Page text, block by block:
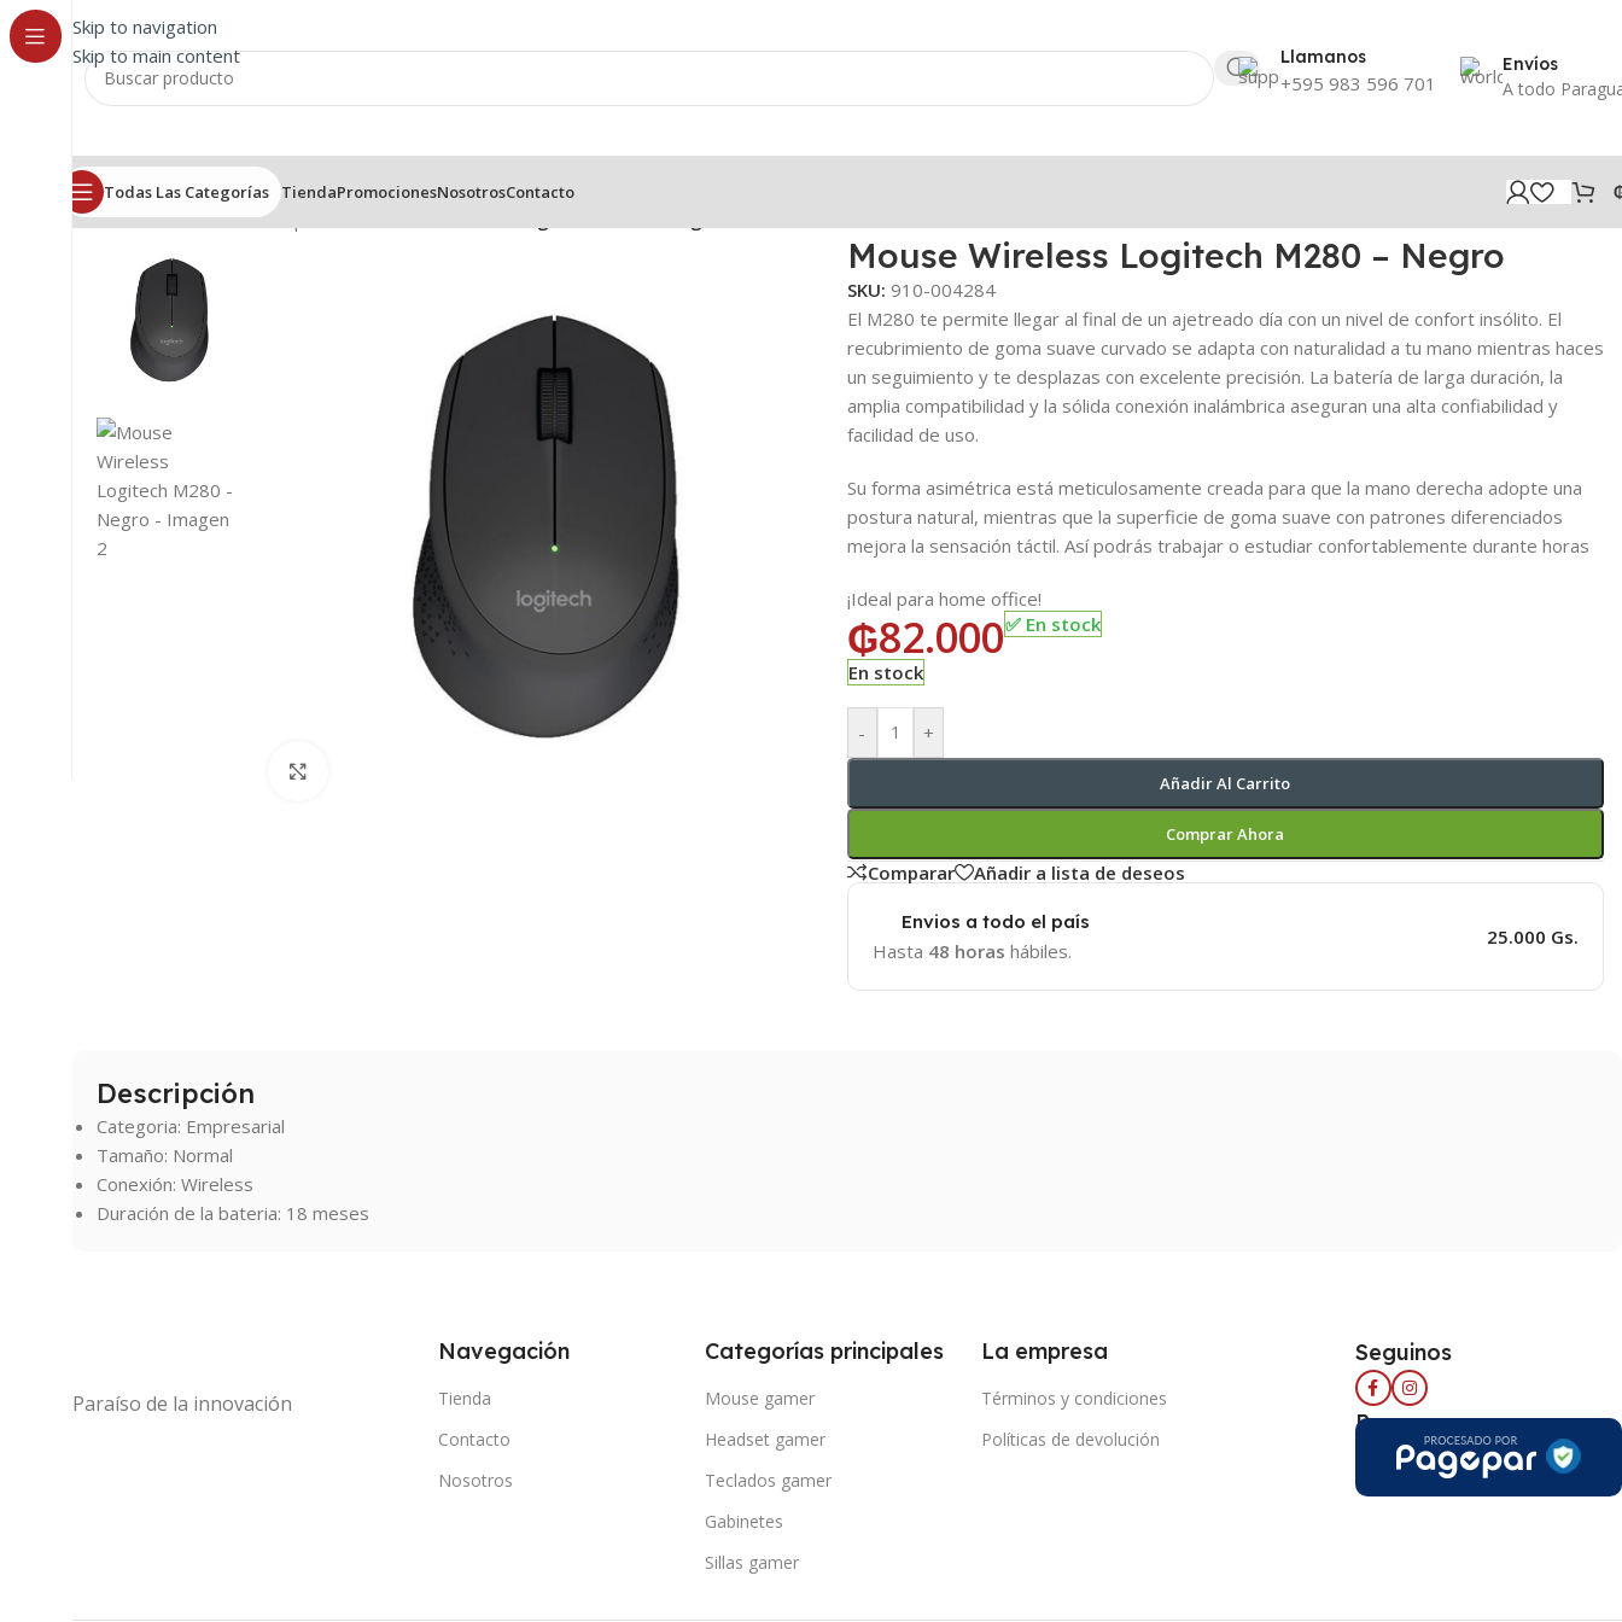
Skip to navigation
Skip to main content
Llamanos
+595 983 596 701
Envíos
A todo
Todas Las Categorías TiendaPromocionesNosotrosContacto
Inicio/Mouse/Mouse Corporativo
Mouse Wireless Logitech M280 – Negro
SKU: 910-004284
El M280 te permite llegar al final de un ajetreado día con un nivel de confort insólito. El
recubrimiento de goma suave curvado se adapta con naturalidad a tu mano mientras haces
un seguimiento y te desplazas con excelente precisión. La batería de larga duración, la
amplia compatibilidad y la sólida conexión inalámbrica aseguran una alta confiabilidad y
facilidad de uso.
Su forma asimétrica está meticulosamente creada para que la mano derecha adopte una
postura natural, mientras que la superficie de goma suave con patrones diferenciados
mejora la sensación táctil. Así podrás trabajar o estudiar confortablemente durante horas
¡Ideal para home office!
₲82.000✅ En stock
En stock
- +
Añadir Al Carrito
Comprar Ahora
Comparar Añadir a lista de deseos
Envios a todo el país
Hasta 48 horas hábiles.
25.000 Gs.
Descripción
Categoria: Empresarial
Tamaño: Normal
Conexión: Wireless
Duración de la bateria: 18 meses
Paraíso de la innovación
Navegación
Tienda
Contacto
Nosotros
Categorías principales
Mouse gamer
Headset gamer
Teclados gamer
Gabinetes
Sillas gamer
La empresa
Términos y condiciones
Políticas de devolución
Seguinos
Pago seguro